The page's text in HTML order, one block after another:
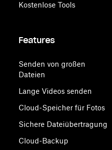
Kostenlose Tools
Features
Senden von großen
Dateien
Lange Videos senden
Cloud-Speicher für Fotos
Sichere Dateiübertragung
Cloud-Backup